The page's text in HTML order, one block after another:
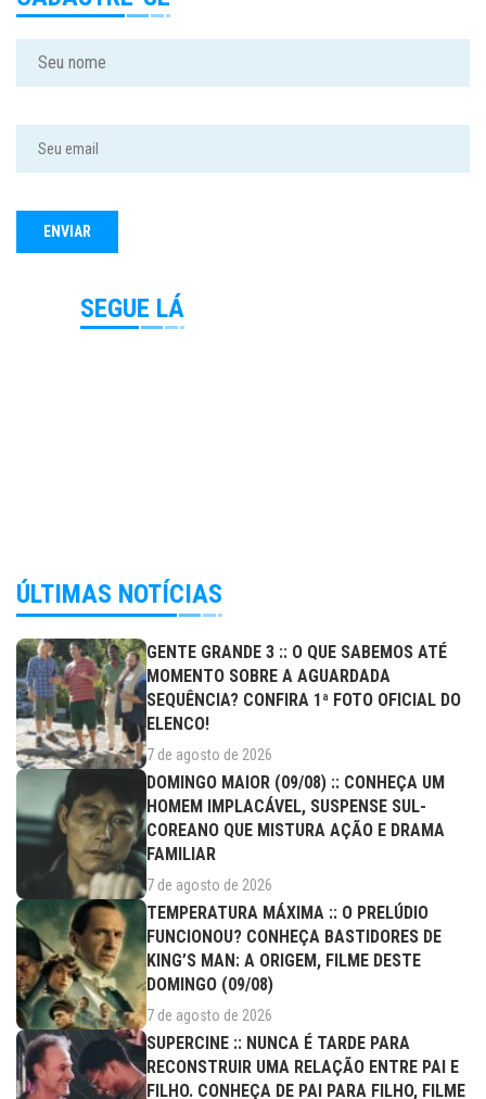
SEGUE LÁ
ÚLTIMAS NOTÍCIAS
GENTE GRANDE 3 :: O QUE SABEMOS ATÉ
MOMENTO SOBRE A AGUARDADA
SEQUÊNCIA? CONFIRA 1ª FOTO OFICIAL DO
ELENCO!
7 de agosto de 2026
DOMINGO MAIOR (09/08) :: CONHEÇA UM
HOMEM IMPLACÁVEL, SUSPENSE SUL-
COREANO QUE MISTURA AÇÃO E DRAMA
FAMILIAR
7 de agosto de 2026
TEMPERATURA MÁXIMA :: O PRELÚDIO
FUNCIONOU? CONHEÇA BASTIDORES DE
KING’S MAN: A ORIGEM, FILME DESTE
DOMINGO (09/08)
7 de agosto de 2026
SUPERCINE :: NUNCA É TARDE PARA
RECONSTRUIR UMA RELAÇÃO ENTRE PAI E
FILHO. CONHEÇA DE PAI PARA FILHO, FILME